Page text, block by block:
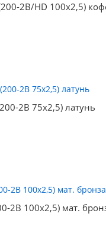
2B/HD 100x2,5)
2B 75x2,5) латунь
2B 100x2,5) мат.